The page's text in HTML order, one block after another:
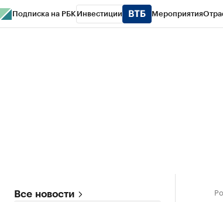
Подписка на РБК Инвестиции Мероприятия
Все новости